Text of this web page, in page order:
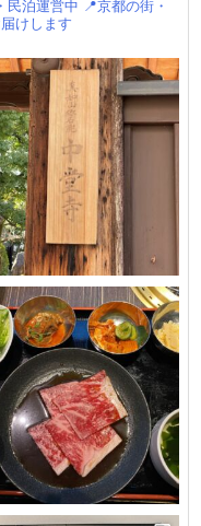
民泊運営中 📍京都の街・
けします